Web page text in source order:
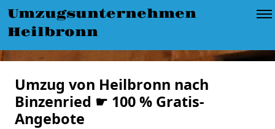
Umzugsunternehmen
Heilbronn
Umzug von Heilbronn nach
Binzenried ☛ 100 % Gratis-
Angebote